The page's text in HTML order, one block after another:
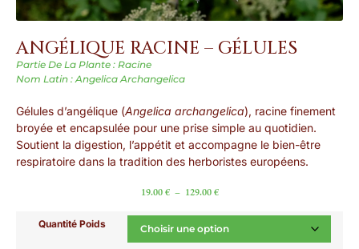
ANGÉLIQUE RACINE – GÉLULES
Partie De La Plante : Racine
Nom Latin : Angelica Archangelica
Gélules d’angélique (Angelica archangelica), racine finement
broyée et encapsulée pour une prise simple au quotidien.
Soutient la digestion, l’appétit et accompagne le bien-être
respiratoire dans la tradition des herboristes européens.
19.00 € – 129.00 €
Quantité Poids